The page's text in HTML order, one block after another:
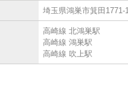
埼玉県鴻巣市箕田1771-1
高崎線 北鴻巣駅
高崎線 鴻巣駅
高崎線 吹上駅